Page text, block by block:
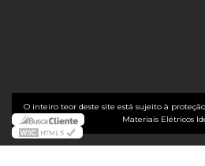
O inteiro teor deste site está sujeito à
Materiais Elétricos